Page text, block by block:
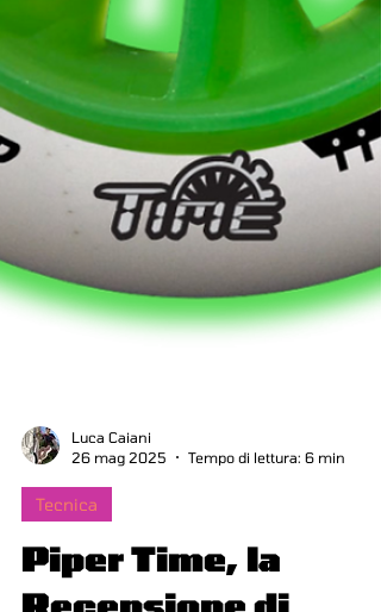
Luca Caiani
26 mag 2025
Piper Time, la